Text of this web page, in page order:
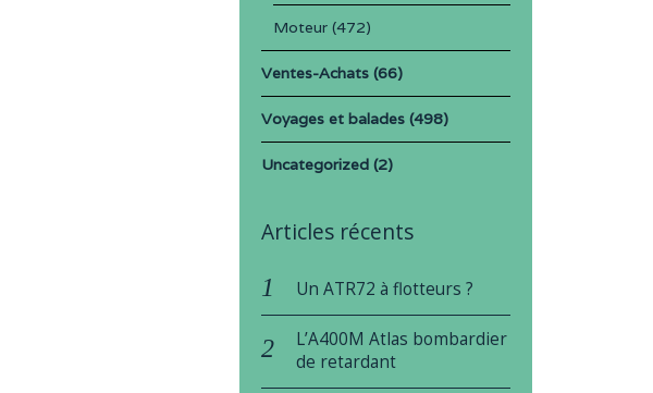
Moteur(472)
Ventes-Achats(66)
Voyages et balades(498)
Uncategorized(2)
Articles récents
Un ATR72 à flotteurs ?
L’A400M Atlas bombardier
de retardant